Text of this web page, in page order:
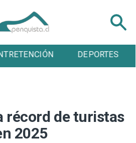
DEPORTES CULTURA
récord de turistas
2025